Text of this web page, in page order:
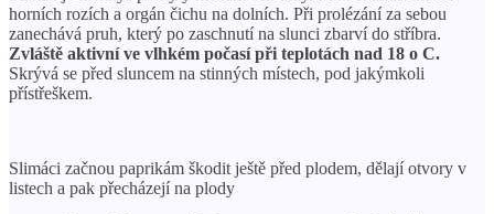
horních rozích a orgán čichu na dolních. Při prolézání za sebou
zanechává pruh, který po zaschnutí na slunci zbarví do stříbra.
Zvláště aktivní ve vlhkém počasí při teplotách nad 18 o C.
Skrývá se před sluncem na stinných místech, pod jakýmkoli
přístřeškem.
Slimáci začnou paprikám škodit ještě před plodem, dělají otvory v
listech a pak přecházejí na plody